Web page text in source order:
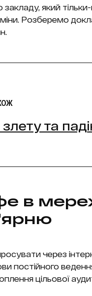
який
Розберемо
злету та
в
через
постійного
цільової